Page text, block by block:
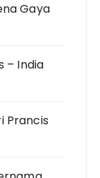
Gaya
– India
Prancis